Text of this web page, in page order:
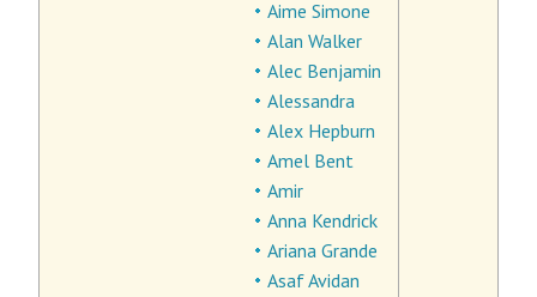
Aime Simone
Alan Walker
Alec Benjamin
Alessandra
Alex Hepburn
Amel Bent
Amir
Anna Kendrick
Ariana Grande
Asaf Avidan